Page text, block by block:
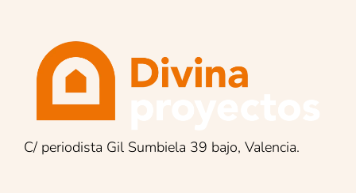
C/ periodista Gil Sumbiela 39 bajo, Valencia.